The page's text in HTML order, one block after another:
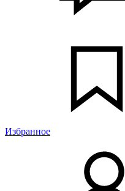
Избранное